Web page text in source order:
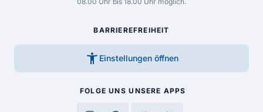
BARRIEREFREIHEIT
accessibility_new Einstellungen öffnen
FOLGE UNS UNSERE APPS